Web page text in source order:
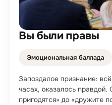
Вы были правы
Эмоциональная баллада
Запоздалое признание:
часах, оказалось
пригодятся» до «дружите